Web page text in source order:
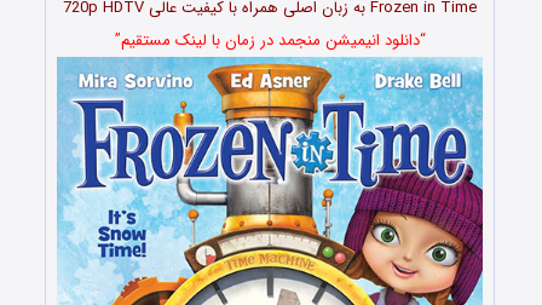
Frozen in Time به زبان اصلی همراه با کیفیت عالی 720p HDTV
“دانلود انیمیشن منجمد در زمان با لینک مستقیم”